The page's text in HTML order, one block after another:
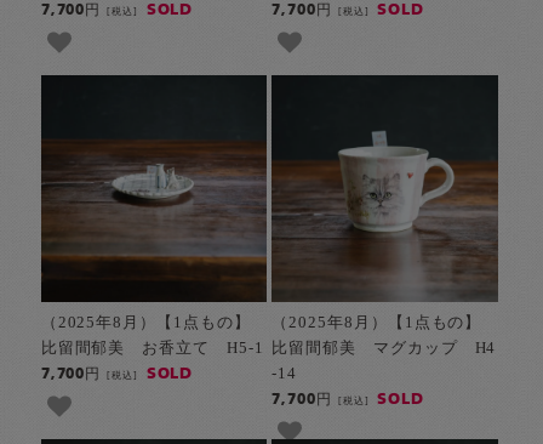
7,700円[税込] SOLD 7,700円 [税込] SOLD
（2025年8月）【1点もの】
比留間郁美 お香立て H5-1
7,700円[税込] SOLD
（2025年8月）【1点もの】
比留間郁美 マグカップ H4
-14
7,700円 [税込] SOLD